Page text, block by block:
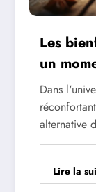
Les
un
Dans
alternative
Lire la